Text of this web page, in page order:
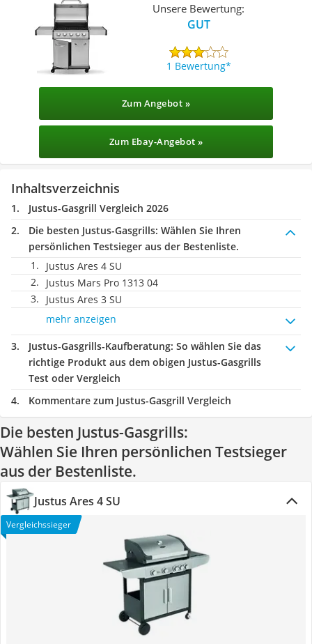
Unsere Bewertung:
GUT
1 Bewertung
Zum Angebot »
Zum Ebay-Angebot »
Inhaltsverzeichnis
Justus-Gasgrill Vergleich 2026
Die besten Justus-Gasgrills: Wählen Sie Ihren
persönlichen Testsieger aus der Bestenliste.
Justus Ares 4 SU
Justus Mars Pro 1313 04
Justus Ares 3 SU
mehr anzeigen
Justus-Gasgrills-Kaufberatung: So wählen Sie das
richtige Produkt aus dem obigen Justus-Gasgrills
Test oder Vergleich
Kommentare zum Justus-Gasgrill Vergleich
Die besten Justus-Gasgrills:
Wählen Sie Ihren persönlichen Testsieger
aus der Bestenliste.
Justus Ares 4 SU
Vergleichssieger